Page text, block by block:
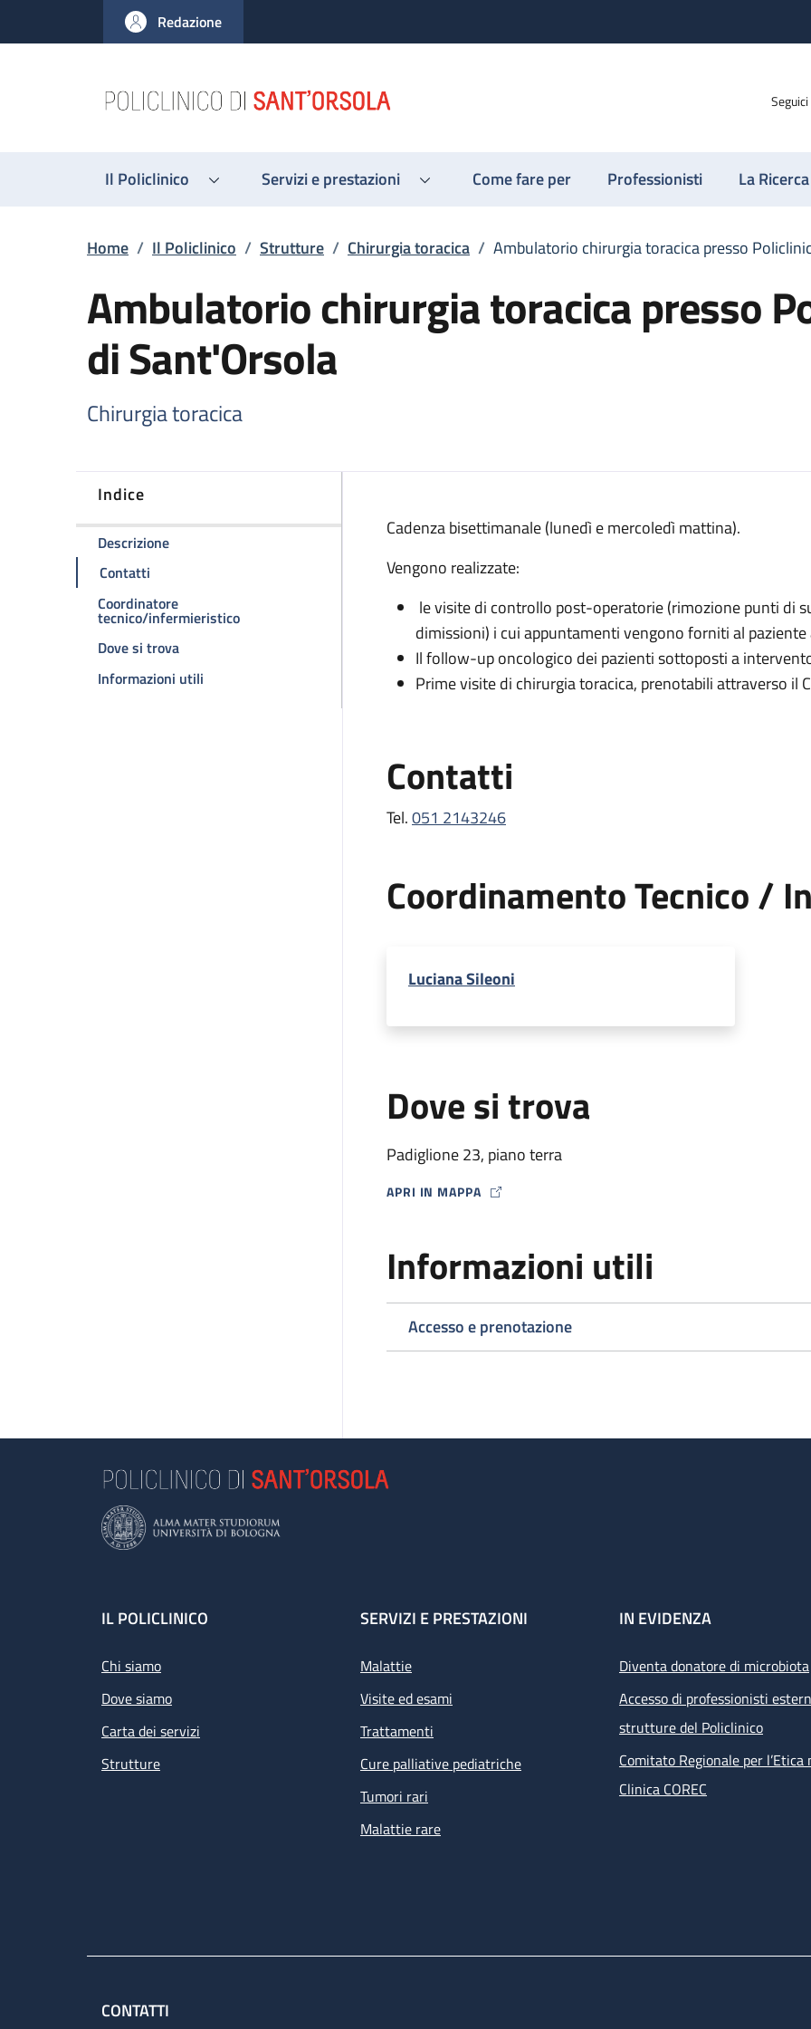
al contenuto principale
to footer content
Redazione
Seguici
Il Policlinico Servizi e prestazioni Come fare per Professionisti La Ricerca
Briciole di pane
Home / Il Policlinico / Strutture / Chirurgia toracica / Ambulatorio chirurgia toracica presso
Ambulatorio chirurgia toracica presso
di Sant'Orsola
Chirurgia toracica
Indice
Descrizionedella pagina Ambulatorio chirurgia toracica presso Policlinico di Sant'Orsola
Contatti della pagina Ambulatorio chirurgia toracica presso Policlinico di Sant'Orsola
Coordinatore
tecnico/infermieristicodella pagina Ambulatorio chirurgia toracica presso Policlinico di Sant'Orsola
Dove si trovadella pagina Ambulatorio chirurgia toracica presso Policlinico di Sant'Orsola
Informazioni utili della pagina Ambulatorio chirurgia toracica presso Policlinico di Sant'Orsola
Descrizione
Cadenza bisettimanale (lunedì e mercoledì mattina).
Vengono realizzate:
le visite di controllo post-operatorie (rimozione punti di
dimissioni) i cui appuntamenti vengono forniti al paziente
Il follow-up oncologico dei pazienti sottoposti a
Prime visite di chirurgia toracica, prenotabili attraverso il
Contatti
Tel.051 2143246
Coordinamento Tecnico /
Luciana Sileoni
Dove si trova
Padiglione 23, piano terra
APRI IN MAPPA
MAP ICON
Informazioni utili
Accesso e prenotazione
Footer
IL POLICLINICO
Chi siamo
Dove siamo
Carta dei servizi
Strutture
SERVIZI E PRESTAZIONI
Malattie
Visite ed esami
Trattamenti
Cure palliative pediatriche
Tumori rari
Malattie rare
IN EVIDENZA
Diventa donatore di microbiota
Accesso di professionisti
strutture del Policlinico
Comitato Regionale per l’Etica
Clinica COREC
CONTATTI